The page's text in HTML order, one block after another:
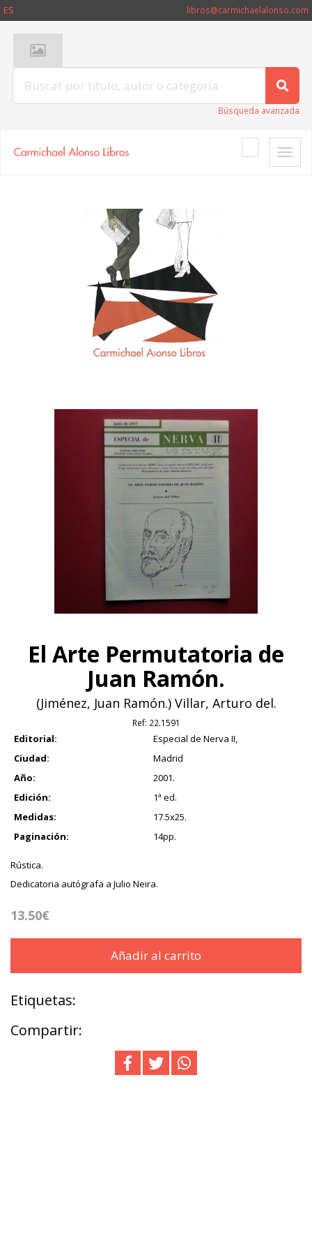
ES libros@carmichaelalonso.com
Búsqueda avanzada
Toggle
El Arte Permutatoria de
Juan Ramón.
(Jiménez, Juan Ramón.) Villar, Arturo del.
Ref: 22.1591
Editorial:
Especial de Nerva II,
Ciudad:
Madrid
Año:
2001.
Edición:
1ª ed.
Medidas:
17.5x25.
Paginación:
14pp.
Rústica.
Dedicatoria autógrafa a Julio Neira.
13.50€
Añadir al carrito
Etiquetas:
Compartir: